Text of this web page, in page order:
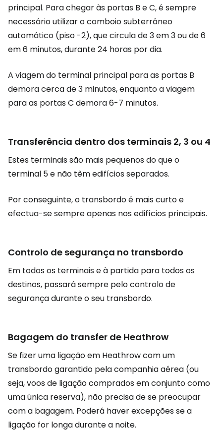
principal. Para chegar às portas B e C, é sempre
necessário utilizar o comboio subterrâneo
automático (piso -2), que circula de 3 em 3 ou de 6
em 6 minutos, durante 24 horas por dia.
A viagem do terminal principal para as portas B
demora cerca de 3 minutos, enquanto a viagem
para as portas C demora 6-7 minutos.
Transferência dentro dos terminais 2, 3 ou 4
Estes terminais são mais pequenos do que o
terminal 5 e não têm edifícios separados.
Por conseguinte, o transbordo é mais curto e
efectua-se sempre apenas nos edifícios principais.
Controlo de segurança no transbordo
Em todos os terminais e à partida para todos os
destinos, passará sempre pelo controlo de
segurança durante o seu transbordo.
Bagagem do transfer de Heathrow
Se fizer uma ligação em Heathrow com um
transbordo garantido pela companhia aérea (ou
seja, voos de ligação comprados em conjunto como
uma única reserva), não precisa de se preocupar
com a bagagem. Poderá haver excepções se a
ligação for longa durante a noite.